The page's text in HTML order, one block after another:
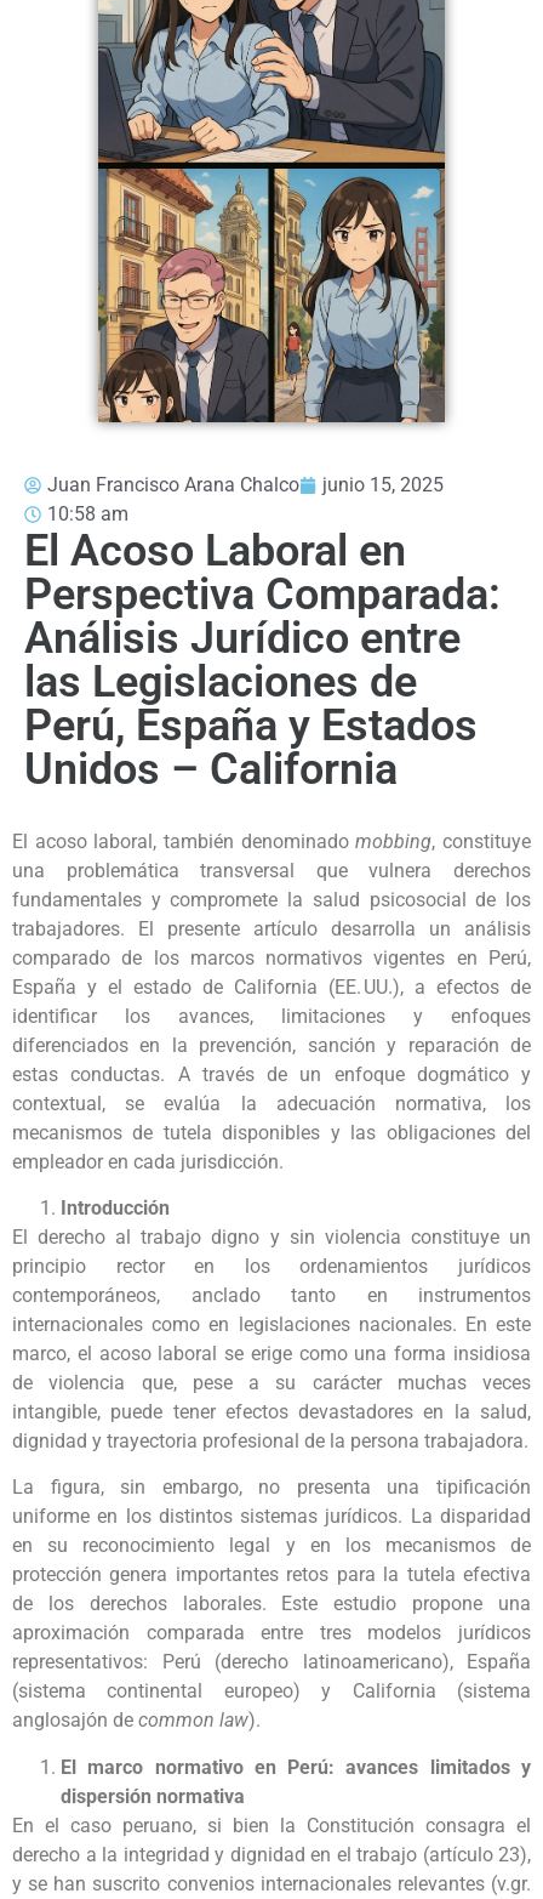
Juan Francisco Arana Chalco
junio 15, 2025
10:58 am
El Acoso Laboral en
Perspectiva Comparada:
Análisis Jurídico entre
las Legislaciones de
Perú, España y Estados
Unidos – California
El acoso laboral, también denominadomobbing, constituye
una problemática transversal que vulnera derechos
fundamentales y compromete la salud psicosocial de los
trabajadores. El presente artículo desarrolla un análisis
comparado de los marcos normativos vigentes en Perú,
España y el estado de California (EE. UU.), a efectos de
identificar los avances, limitaciones y enfoques
diferenciados en la prevención, sanción y reparación de
estas conductas. A través de un enfoque dogmático y
contextual, se evalúa la adecuación normativa, los
mecanismos de tutela disponibles y las obligaciones del
empleador en cada jurisdicción.
Introducción
El derecho al trabajo digno y sin violencia constituye un
principio rector en los ordenamientos jurídicos
contemporáneos, anclado tanto en instrumentos
internacionales como en legislaciones nacionales. En este
marco, el acoso laboral se erige como una forma insidiosa
de violencia que, pese a su carácter muchas veces
intangible, puede tener efectos devastadores en la salud,
dignidad y trayectoria profesional de la persona trabajadora.
La figura, sin embargo, no presenta una tipificación
uniforme en los distintos sistemas jurídicos. La disparidad
en su reconocimiento legal y en los mecanismos de
protección genera importantes retos para la tutela efectiva
de los derechos laborales. Este estudio propone una
aproximación comparada entre tres modelos jurídicos
representativos: Perú (derecho latinoamericano), España
(sistema continental europeo) y California (sistema
anglosajón de common law).
El marco normativo en Perú: avances limitados y
dispersión normativa
En el caso peruano, si bien la Constitución consagra el
derecho a la integridad y dignidad en el trabajo (artículo 23),
y se han suscrito convenios internacionales relevantes (v.gr.